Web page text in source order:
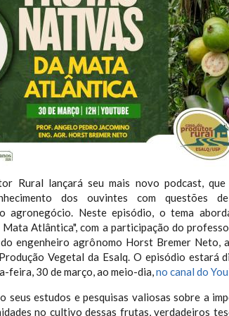
Rural lançará seu mais novo podcast, que
dos ouvintes com questões
agronegócio. Neste episódio, o tema
Atlântica", com a participação do
engenheiro agrônomo Horst Bremer Neto,
Vegetal da Esalq. O episódio estará
feira, 30 de março, ao meio-dia,no canal do
seus estudos e pesquisas valiosas sobre a
no cultivo dessas frutas, verdadeiros